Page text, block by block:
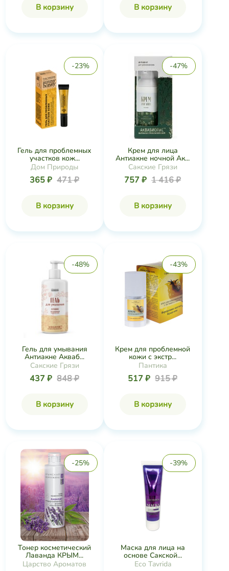
В корзину В корзину
-23%
Гель для проблемных
участков кож...
Дом Природы
365 ₽ 471 ₽
В корзину
-47%
Крем для лица
Антиакне ночной Ак...
Сакские Грязи
757 ₽ 1 416 ₽
В корзину
-48%
Гель для умывания
Антиакне Акваб...
Сакские Грязи
437 ₽ 848 ₽
В корзину
-43%
Крем для проблемной
кожи с экстр...
Пантика
517 ₽ 915 ₽
В корзину
-25%
Тонер косметический
Лаванда КРЫМ...
Царство Ароматов
-39%
Маска для лица на
основе Сакской...
Eco Tavrida